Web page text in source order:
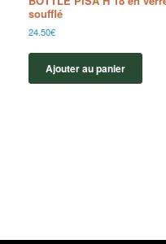
soufflé
24.50€
Ajouter au panier